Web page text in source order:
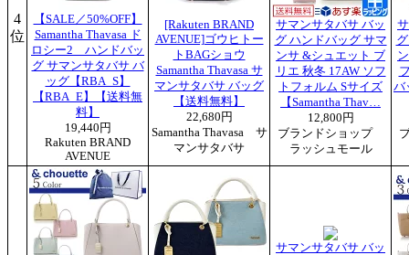
4
位
【SALE／50%OFF】
Samantha Thavasa ド
ロシー2 ハンドバッ
グ サマンサタバサ バ
ッグ【RBA_S】
【RBA_E】【送料無
料】
19,440円
Rakuten BRAND
AVENUE
[Rakuten BRAND
AVENUE]ゴウヒトー
トBAGショウ
Samantha Thavasa サ
マンサタバサ バッグ
【送料無料】
22,680円
Samantha Thavasa サ
マンサタバサ
サマンサタバサ バッ
グ ハンドバッグ サマ
ンサ &シュエット ブ
リエ 秋冬 17AW ソフ
トフォルム Sサイズ
【Samantha Thav…
12,800円
ブランドショップ
ラッシュモール
バ
サマンサタバサ バッ